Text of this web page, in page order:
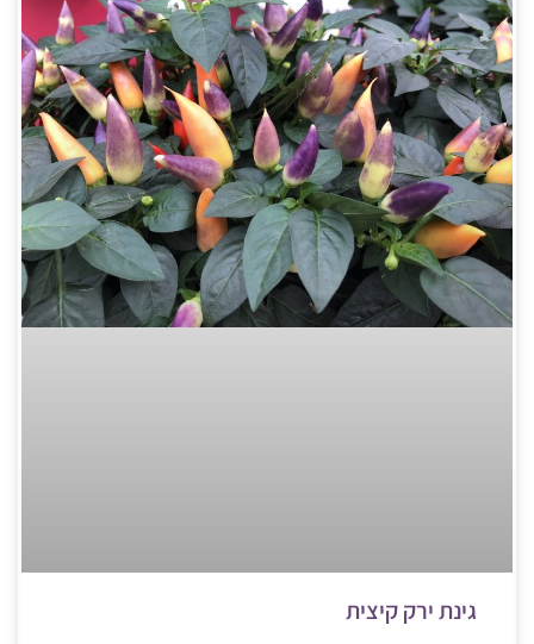
גינת ירק קיצית